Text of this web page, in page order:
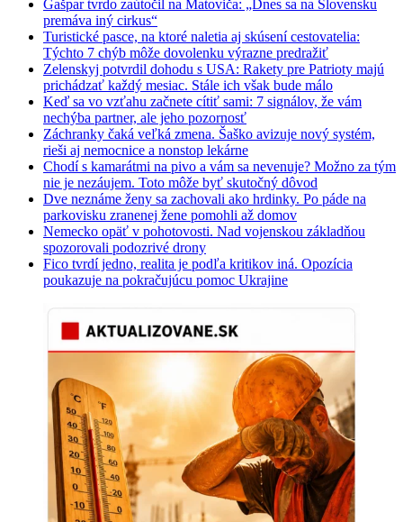
Gašpar tvrdo zaútočil na Matoviča: „Dnes sa na Slovensku
premáva iný cirkus“
Turistické pasce, na ktoré naletia aj skúsení cestovatelia:
Týchto 7 chýb môže dovolenku výrazne predražiť
Zelenskyj potvrdil dohodu s USA: Rakety pre Patrioty majú
prichádzať každý mesiac. Stále ich však bude málo
Keď sa vo vzťahu začnete cítiť sami: 7 signálov, že vám
nechýba partner, ale jeho pozornosť
Záchranky čaká veľká zmena. Šaško avizuje nový systém,
rieši aj nemocnice a nonstop lekárne
Chodí s kamarátmi na pivo a vám sa nevenuje? Možno za tým
nie je nezáujem. Toto môže byť skutočný dôvod
Dve neznáme ženy sa zachovali ako hrdinky. Po páde na
parkovisku zranenej žene pomohli až domov
Nemecko opäť v pohotovosti. Nad vojenskou základňou
spozorovali podozrivé drony
Fico tvrdí jedno, realita je podľa kritikov iná. Opozícia
poukazuje na pokračujúcu pomoc Ukrajine